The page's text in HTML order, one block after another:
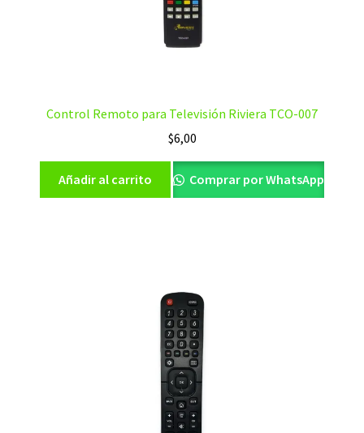
Control Remoto para Televisión Riviera TCO-007
$6,00
Añadir al carrito Comprar por WhatsApp